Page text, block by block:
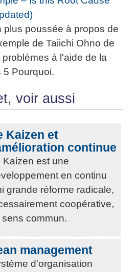
plus poussée à propos de
de Taiichi Ohno de
à l'aide de la
5 Pourquoi.
voir aussi
Kaizen et
continue
Kaizen est une
en continu
grande réforme radicale,
coopérative,
commun.
management
d'organisation